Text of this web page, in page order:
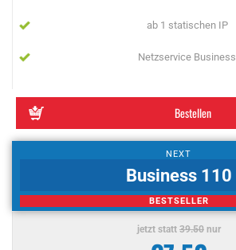
ab 1 statischen IP
Netzservice Business
Bestellen
NEXT
Business 110
BESTSELLER
jetzt statt 39.50 nur